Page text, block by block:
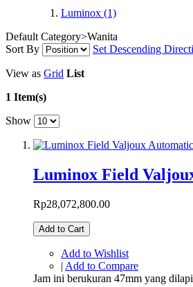
Luminox (1)
Default Category>Wanita
Sort By
Set Descending
View as Grid List
1 Item(s)
Show
Luminox Field
Rp28,072,800.00
Add to Cart
Add to Wishlist
| Add to Compare
Jam ini berukuran 47mm yang